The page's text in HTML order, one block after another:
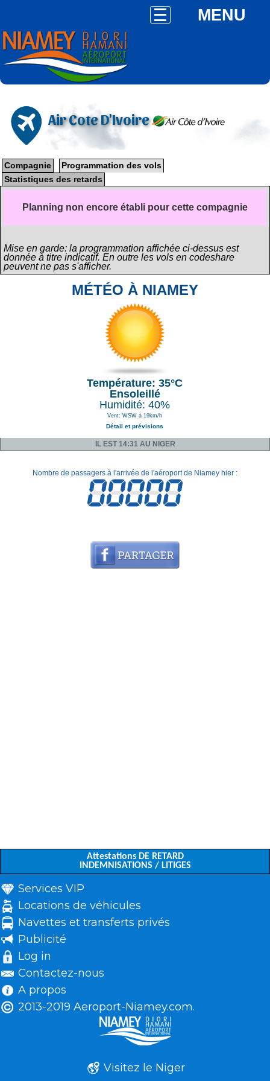
MENU
Air Cote D'Ivoire
Compagnie
Programmation des vols
Statistiques des retards
Planning non encore établi pour cette compagnie
Mise en garde: la programmation affichée ci-dessus est
donnée à titre indicatif. En outre les vols en codeshare
peuvent ne pas s'afficher.
MÉTÉO À NIAMEY
Température: 35°C
Ensoleillé
Humidité: 40%
Vent: WSW à 19km/h
Détail et prévisions
IL EST 14:31 AU NIGER
Nombre de passagers à l'arrivée de l'aéroport de Niamey hier :
Attestations DE RETARD
INDEMNISATIONS / LITIGES
Services VIP
Locations de véhicules
Navettes et transferts privés
Publicité
Log in
Contactez-nous
A propos
2013-2019 Aeroport-Niamey.com.
Visitez le Niger